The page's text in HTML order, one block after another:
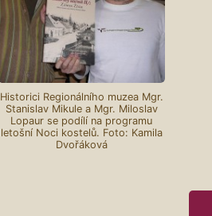
Historici Regionálního muzea Mgr.
Stanislav Mikule a Mgr. Miloslav
Lopaur se podílí na programu
letošní Noci kostelů. Foto: Kamila
Dvořáková